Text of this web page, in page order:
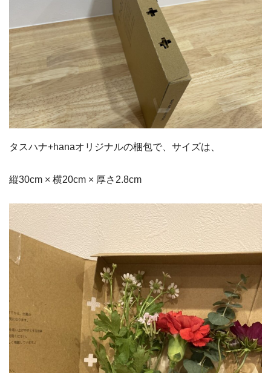
タスハナ+hanaオリジナルの梱包で、サイズは、
縦30cm × 横20cm × 厚さ2.8cm